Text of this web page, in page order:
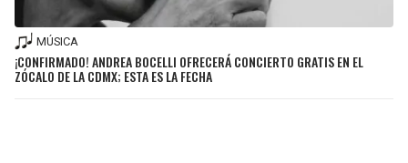
MÚSICA
¡CONFIRMADO! ANDREA BOCELLI OFRECERÁ CONCIERTO GRATIS EN EL
ZÓCALO DE LA CDMX; ESTA ES LA FECHA